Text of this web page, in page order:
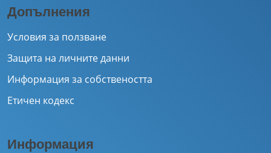
Допълнения
Условия за ползване
Защита на личните данни
Информация за собствеността
Етичен кодекс
Информация